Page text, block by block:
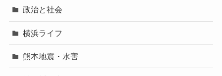
政治と社会
横浜ライフ
熊本地震・水害